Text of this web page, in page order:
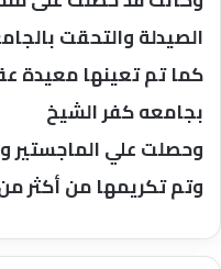
الصيدلة والتحقت
كما تم تعينها معيدة
بجامعه كفر الشيخ
وحصلت علي الماجستير
وتم تكريمها من أكثر